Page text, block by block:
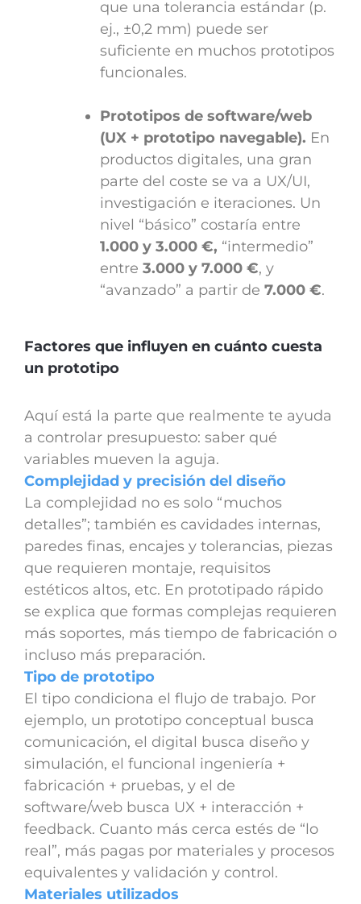
que una tolerancia estándar (p.
ej., ±0,2 mm) puede ser
suficiente en muchos prototipos
funcionales.
Prototipos de software/web
(UX + prototipo navegable). En
productos digitales, una gran
parte del coste se va a UX/UI,
investigación e iteraciones. Un
nivel “básico” costaría entre
1.000 y 3.000 €, “intermedio”
entre 3.000 y 7.000 €, y
“avanzado” a partir de 7.000 €.
Factores que influyen en cuánto cuesta
un prototipo
Aquí está la parte que realmente te ayuda
a controlar presupuesto: saber qué
variables mueven la aguja.
Complejidad y precisión del diseño
La complejidad no es solo “muchos
detalles”; también es cavidades internas,
paredes finas, encajes y tolerancias, piezas
que requieren montaje, requisitos
estéticos altos, etc. En prototipado rápido
se explica que formas complejas requieren
más soportes, más tiempo de fabricación o
incluso más preparación.
Tipo de prototipo
El tipo condiciona el flujo de trabajo. Por
ejemplo, un prototipo conceptual busca
comunicación, el digital busca diseño y
simulación, el funcional ingeniería +
fabricación + pruebas, y el de
software/web busca UX + interacción +
feedback. Cuanto más cerca estés de “lo
real”, más pagas por materiales y procesos
equivalentes y validación y control.
Materiales utilizados